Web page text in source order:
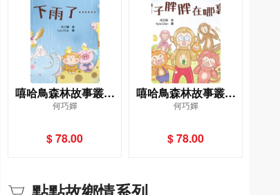
嘻哈鳥森林故事叢書
兒童正向教育繪本4：
何巧嬋
$ 78.00
嘻哈鳥森林故事叢書
兒童正向教育繪本3：
何巧嬋
$ 78.00